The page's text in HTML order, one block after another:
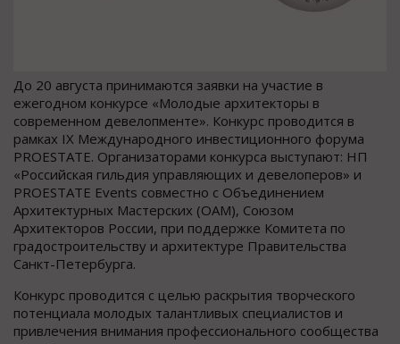
До 20 августа принимаются заявки на участие в
ежегодном конкурсе «Молодые архитекторы в
современном девелопменте». Конкурс проводится в
рамках IX Международного инвестиционного форума
PROESTATE. Организаторами конкурса выступают: НП
«Российская гильдия управляющих и девелоперов» и
PROESTATE Events совместно с Объединением
Архитектурных Мастерских (ОАМ), Союзом
Архитекторов России, при поддержке Комитета по
градостроительству и архитектуре Правительства
Санкт-Петербурга.
Конкурс проводится с целью раскрытия творческого
потенциала молодых талантливых специалистов и
привлечения внимания профессионального сообщества